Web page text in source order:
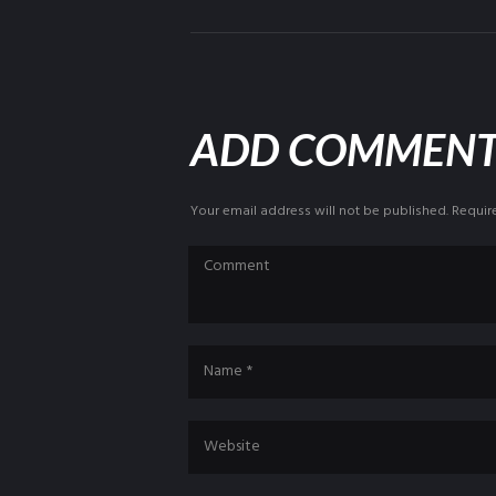
ADD
Your email address will not be published.